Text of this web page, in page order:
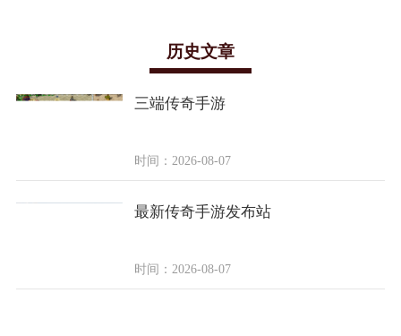
历史文章
三端传奇手游
时间：2026-08-07
最新传奇手游发布站
时间：2026-08-07